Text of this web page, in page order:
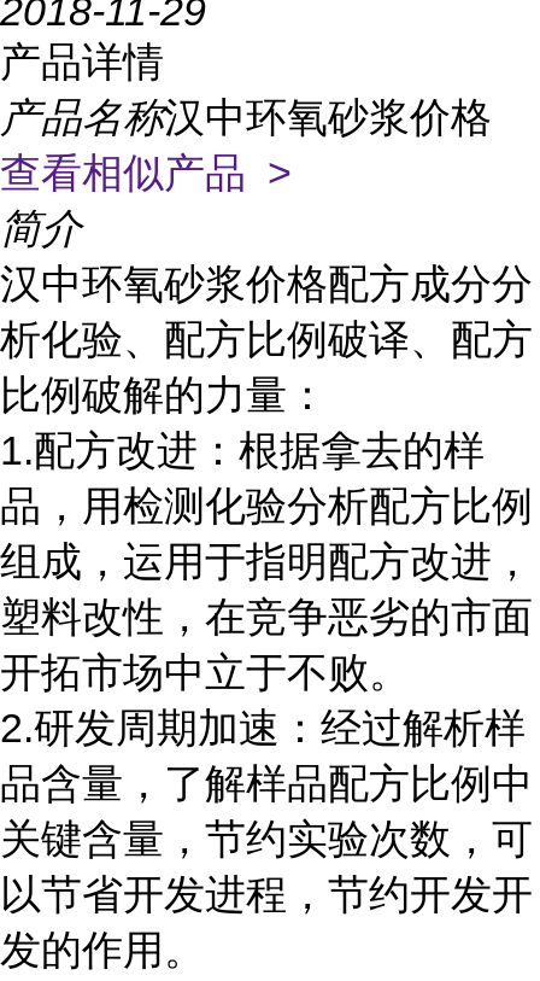
2018-11-29
产品详情
产品名称汉中环氧砂浆价格
查看相似产品 >
简介
汉中环氧砂浆价格配方成分分
析化验、配方比例破译、配方
比例破解的力量：
1.配方改进：根据拿去的样
品，用检测化验分析配方比例
组成，运用于指明配方改进，
塑料改性，在竞争恶劣的市面
开拓市场中立于不败。
2.研发周期加速：经过解析样
品含量，了解样品配方比例中
关键含量，节约实验次数，可
以节省开发进程，节约开发开
发的作用。